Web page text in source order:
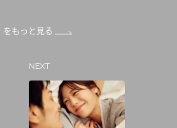
をもっと見る
NEXT